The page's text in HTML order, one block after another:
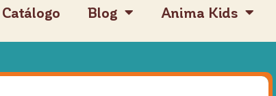
Catálogo Blog Anima Kids